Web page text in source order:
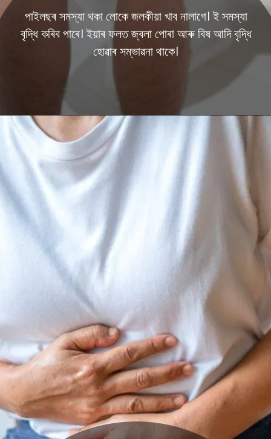
পাইলছৰ সমস্যা থকা লোকে জলকীয়া খাব নালাগে। ই সমস্যা
বৃদ্ধি কৰিব পাৰে। ইয়াৰ ফলত জ্বলা পোৰা আৰু বিষ আদি বৃদ্ধি
হোৱাৰ সম্ভাৱনা থাকে।